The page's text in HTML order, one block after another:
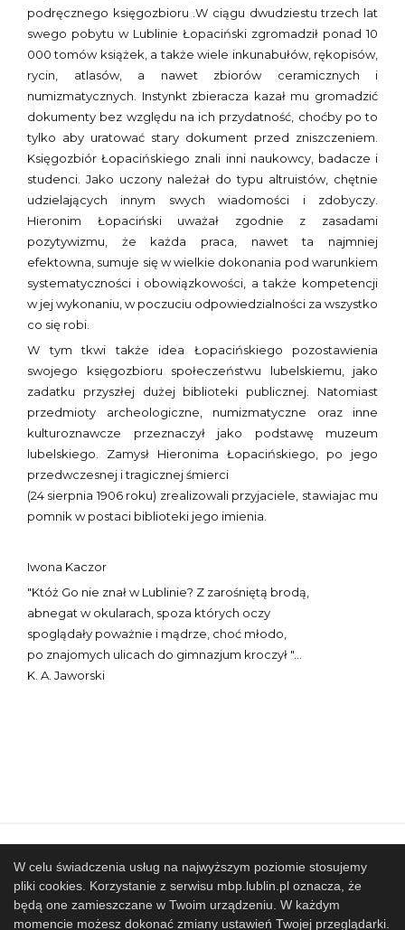
podręcznego księgozbioru .W ciągu dwudziestu trzech lat
swego pobytu w Lublinie Łopaciński zgromadził ponad 10
000 tomów książek, a także wiele inkunabułów, rękopisów,
rycin, atlasów, a nawet zbiorów ceramicznych i
numizmatycznych. Instynkt zbieracza kazał mu gromadzić
dokumenty bez względu na ich przydatność, choćby po to
tylko aby uratować stary dokument przed zniszczeniem.
Księgozbiór Łopacińskiego znali inni naukowcy, badacze i
studenci. Jako uczony należał do typu altruistów, chętnie
udzielających innym swych wiadomości i zdobyczy.
Hieronim Łopaciński uważał zgodnie z zasadami
pozytywizmu, że każda praca, nawet ta najmniej
efektowna, sumuje się w wielkie dokonania pod warunkiem
systematyczności i obowiązkowości, a także kompetencji
w jej wykonaniu, w poczuciu odpowiedzialności za wszystko
co się robi.
W tym tkwi także idea Łopacińskiego pozostawienia
swojego księgozbioru społeczeństwu lubelskiemu, jako
zadatku przyszłej dużej biblioteki publicznej. Natomiast
przedmioty archeologiczne, numizmatyczne oraz inne
kulturoznawcze przeznaczył jako podstawę muzeum
lubelskiego. Zamysł Hieronima Łopacińskiego, po jego
przedwczesnej i tragicznej śmierci
(24 sierpnia 1906 roku) zrealizowali przyjaciele, stawiajac mu
pomnik w postaci biblioteki jego imienia.
Iwona Kaczor
"Któż Go nie znał w Lublinie? Z zarośniętą brodą,
abnegat w okularach, spoza których oczy
spoglądały poważnie i mądrze, choć młodo,
po znajomych ulicach do gimnazjum kroczył "...
K. A. Jaworski
Współpracujemy
© 2017 Miejska Biblioteka Publiczna im. Hieronima
W celu świadczenia usług na najwyższym poziomie stosujemy
pliki cookies. Korzystanie z serwisu mbp.lublin.pl oznacza, że
będą one zamieszczane w Twoim urządzeniu. W każdym
momencie możesz dokonać zmiany ustawień Twojej przeglądarki.